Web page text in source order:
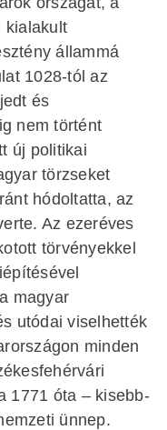
kialakult
állammá
1028-tól az
és
nem történt
új politikai
törzseket
hódoltatta, az
Az ezeréves
törvényekkel
magyar
utódai viselhették
minden
1771 óta – kisebb-
ünnep.